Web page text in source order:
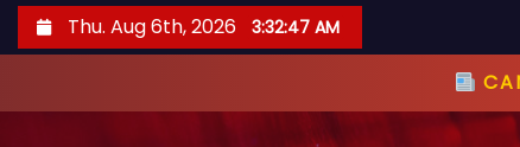
k
p
Thu. Aug 6th, 2026 3:32:48 AM